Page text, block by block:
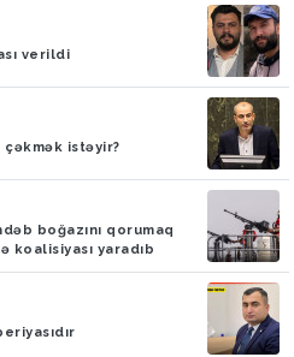
verildi
çəkmək istəyir?
boğazını qorumaq
koalisiyası yaradıb